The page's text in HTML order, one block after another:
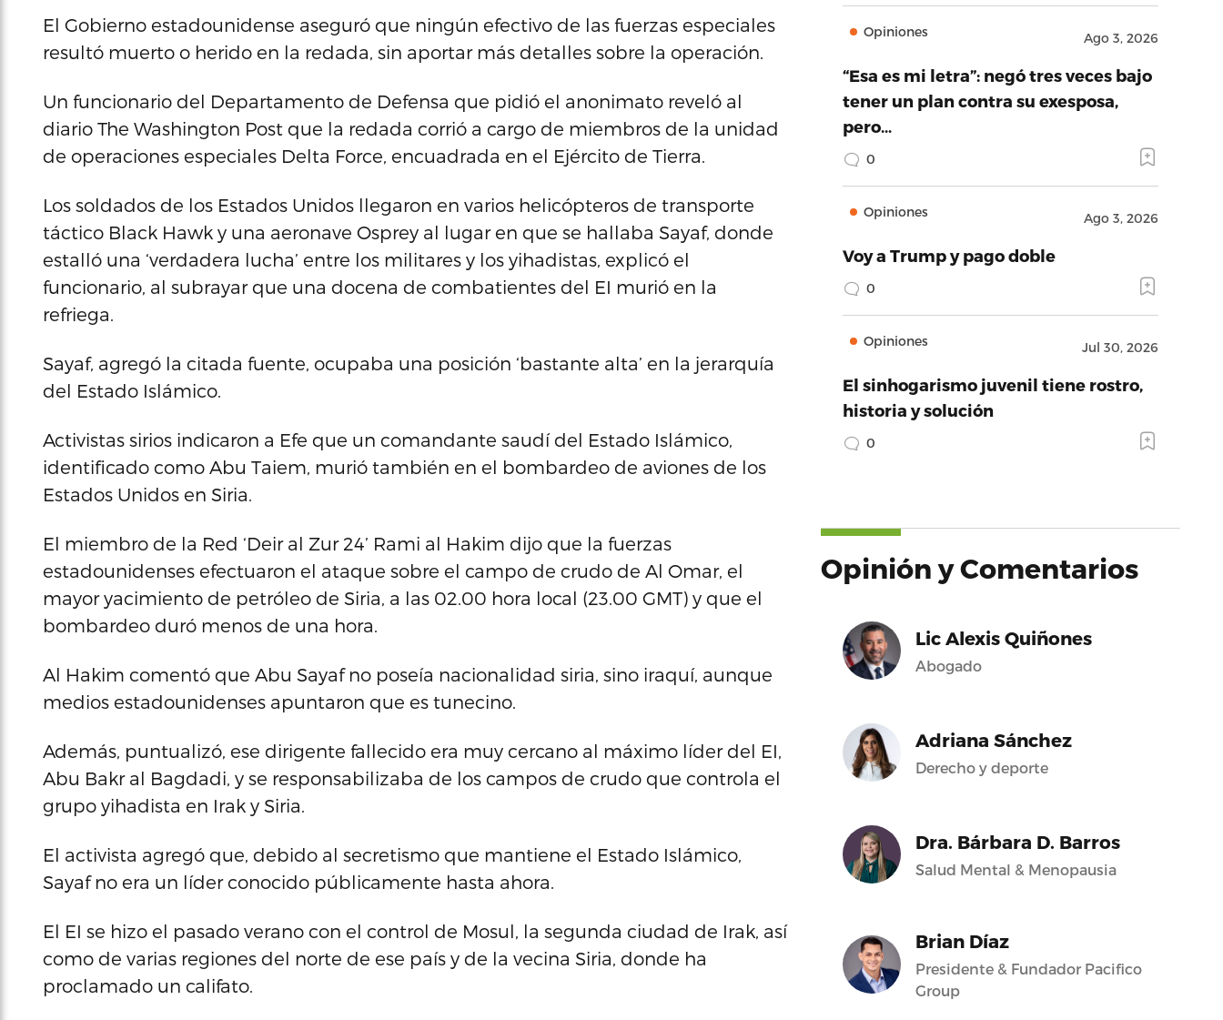
El Gobierno estadounidense aseguró que ningún efectivo de las fuerzas especiales
resultó muerto o herido en la redada, sin aportar más detalles sobre la operación.
Un funcionario del Departamento de Defensa que pidió el anonimato reveló al
diario The Washington Post que la redada corrió a cargo de miembros de la unidad
de operaciones especiales Delta Force, encuadrada en el Ejército de Tierra.
Los soldados de los Estados Unidos llegaron en varios helicópteros de transporte
táctico Black Hawk y una aeronave Osprey al lugar en que se hallaba Sayaf, donde
estalló una ‘verdadera lucha’ entre los militares y los yihadistas, explicó el
funcionario, al subrayar que una docena de combatientes del EI murió en la
refriega.
Sayaf, agregó la citada fuente, ocupaba una posición ‘bastante alta’ en la jerarquía
del Estado Islámico.
Activistas sirios indicaron a Efe que un comandante saudí del Estado Islámico,
identificado como Abu Taiem, murió también en el bombardeo de aviones de los
Estados Unidos en Siria.
El miembro de la Red ‘Deir al Zur 24’ Rami al Hakim dijo que la fuerzas
estadounidenses efectuaron el ataque sobre el campo de crudo de Al Omar, el
mayor yacimiento de petróleo de Siria, a las 02.00 hora local (23.00 GMT) y que el
bombardeo duró menos de una hora.
Al Hakim comentó que Abu Sayaf no poseía nacionalidad siria, sino iraquí, aunque
medios estadounidenses apuntaron que es tunecino.
Además, puntualizó, ese dirigente fallecido era muy cercano al máximo líder del EI,
Abu Bakr al Bagdadi, y se responsabilizaba de los campos de crudo que controla el
grupo yihadista en Irak y Siria.
El activista agregó que, debido al secretismo que mantiene el Estado Islámico,
Sayaf no era un líder conocido públicamente hasta ahora.
El EI se hizo el pasado verano con el control de Mosul, la segunda ciudad de Irak, así
como de varias regiones del norte de ese país y de la vecina Siria, donde ha
proclamado un califato.
Opiniones Ago 3, 2026
“Esa es mi letra”: negó tres veces bajo
tener un plan contra su exesposa,
pero…
0
Opiniones Ago 3, 2026
Voy a Trump y pago doble
0
Opiniones Jul 30, 2026
El sinhogarismo juvenil tiene rostro,
historia y solución
0
Opinión y Comentarios
Lic Alexis Quiñones
Abogado
Adriana Sánchez
Derecho y deporte
Dra. Bárbara D. Barros
Salud Mental & Menopausia
Brian Díaz
Presidente & Fundador Pacifico
Group